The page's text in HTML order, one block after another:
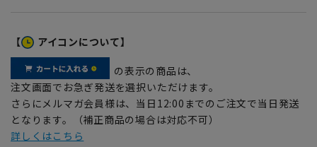
【 アイコンについて】
の表示の商品は、
注文画面でお急ぎ発送を選択いただけます。
さらにメルマガ会員様は、当日12:00までのご注文で当日発送
となります。（補正商品の場合は対応不可）
詳しくはこちら